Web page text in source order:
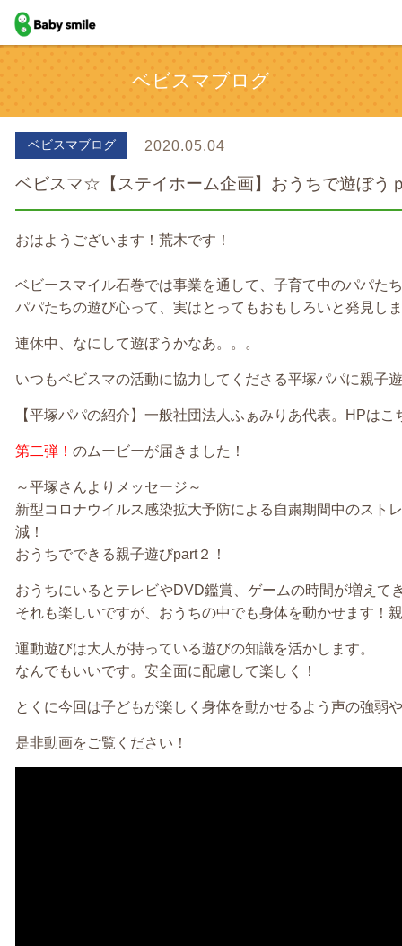
baby smile
ベビスマブログ
ベビスマブログ 2020.05.04
ベビスマ☆【ステイホーム企画】おうちで遊ぼう
おはようございます！荒木です！
ベビースマイル石巻では事業を通して、子育て中のパパた
パパたちの遊び心って、実はとってもおもしろいと発見し
連休中、なにして遊ぼうかなあ。。。
いつもベビスマの活動に協力してくださる平塚パパに親子
【平塚パパの紹介】一般社団法人ふぁみりあ代表。HPはこ
第二弾！ のムービーが届きました！
～平塚さんよりメッセージ～
新型コロナウイルス感染拡大予防による自粛期間中のスト
減！
おうちでできる親子遊びpart２！
おうちにいるとテレビやDVD鑑賞、ゲームの時間が増えて
それも楽しいですが、おうちの中でも身体を動かせます！
運動遊びは大人が持っている遊びの知識を活かします。
なんでもいいです。安全面に配慮して楽しく！
とくに今回は子どもが楽しく身体を動かせるよう声の強弱
是非動画をご覧ください！